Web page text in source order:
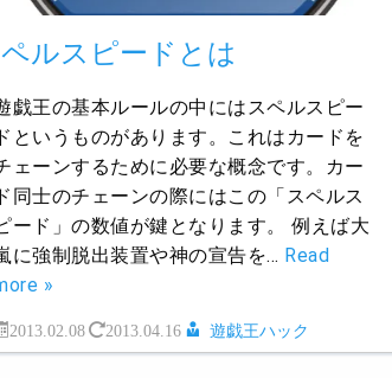
ルスピードとは
戯王の基本ルールの中にはスペルスピー
ドというものがあります。これはカードを
ェーンするために必要な概念です。カー
ド同士のチェーンの際にはこの「スペルス
ード」の数値が鍵となります。 例えば大
に強制脱出装置や神の宣告を… Read
»
2013.02.08 2013.04.16 遊戯王ハック